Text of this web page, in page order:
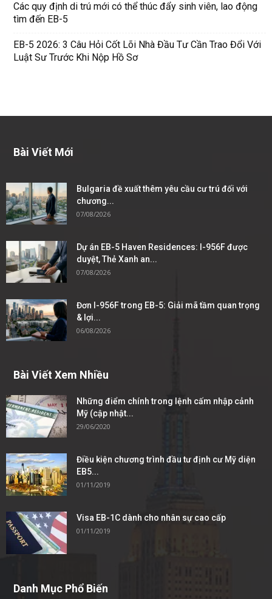
Các quy định di trú mới có thể thúc đẩy sinh viên, lao động
tìm đến EB-5
EB-5 2026: 3 Câu Hỏi Cốt Lõi Nhà Đầu Tư Cần Trao Đổi Với
Luật Sư Trước Khi Nộp Hồ Sơ
Bài Viết Mới
Bulgaria đề xuất thêm yêu cầu cư trú đối với
chương...
07/08/2026
Dự án EB-5 Haven Residences: I-956F được
duyệt, Thẻ Xanh an...
07/08/2026
Đơn I-956F trong EB-5: Giải mã tầm quan trọng
& lợi...
06/08/2026
Bài Viết Xem Nhiều
Những điểm chính trong lệnh cấm nhập cảnh
Mỹ (cập nhật...
29/06/2020
Điều kiện chương trình đầu tư định cư Mỹ diện
EB5...
01/11/2019
Visa EB-1C dành cho nhân sự cao cấp
01/11/2019
Danh Mục Phổ Biến